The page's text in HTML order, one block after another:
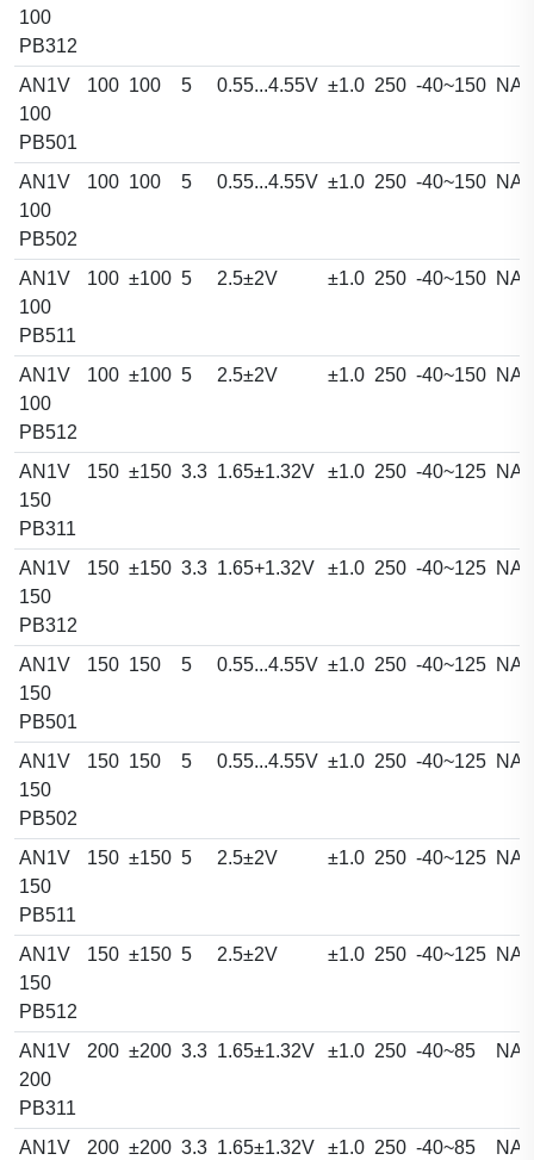
100
PB312
AN1V
100
PB501
100 100 5 0.55...4.55V ±1.0 250 -40~150 NA
AN1V
100
PB502
100 100 5 0.55...4.55V ±1.0 250 -40~150 NA
AN1V
100
PB511
100 ±100 5 2.5±2V ±1.0 250 -40~150 NA
AN1V
100
PB512
100 ±100 5 2.5±2V ±1.0 250 -40~150 NA
AN1V
150
PB311
150 ±150 3.3 1.65±1.32V ±1.0 250 -40~125 NA
AN1V
150
PB312
150 ±150 3.3 1.65+1.32V ±1.0 250 -40~125 NA
AN1V
150
PB501
150 150 5 0.55...4.55V ±1.0 250 -40~125 NA
AN1V
150
PB502
150 150 5 0.55...4.55V ±1.0 250 -40~125 NA
AN1V
150
PB511
150 ±150 5 2.5±2V ±1.0 250 -40~125 NA
AN1V
150
PB512
150 ±150 5 2.5±2V ±1.0 250 -40~125 NA
AN1V
200
PB311
200 ±200 3.3 1.65±1.32V ±1.0 250 -40~85 NA
AN1V
200 ±200 3.3 1.65±1.32V ±1.0 250 -40~85 NA